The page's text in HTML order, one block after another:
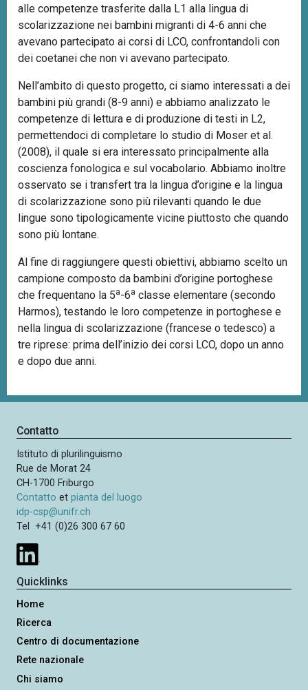
alle competenze trasferite dalla L1 alla lingua di
scolarizzazione nei bambini migranti di 4-6 anni che
avevano partecipato ai corsi di LCO, confrontandoli con
dei coetanei che non vi avevano partecipato.
Nell’ambito di questo progetto, ci siamo interessati a dei
bambini più grandi (8-9 anni) e abbiamo analizzato le
competenze di lettura e di produzione di testi in L2,
permettendoci di completare lo studio di Moser et al.
(2008), il quale si era interessato principalmente alla
coscienza fonologica e sul vocabolario. Abbiamo inoltre
osservato se i transfert tra la lingua d’origine e la lingua
di scolarizzazione sono più rilevanti quando le due
lingue sono tipologicamente vicine piuttosto che quando
sono più lontane.
Al fine di raggiungere questi obiettivi, abbiamo scelto un
campione composto da bambini d’origine portoghese
che frequentano la 5a-6a classe elementare (secondo
Harmos), testando le loro competenze in portoghese e
nella lingua di scolarizzazione (francese o tedesco) a
tre riprese: prima dell’inizio dei corsi LCO, dopo un anno
e dopo due anni.
Contatto
Istituto di plurilinguismo
Rue de Morat 24
CH-1700 Friburgo
Contatto etpianta del luogo
idp-csp@unifr.ch
Tel +41 (0)26 300 67 60
Quicklinks
Home
Ricerca
Centro di documentazione
Rete nazionale
Chi siamo